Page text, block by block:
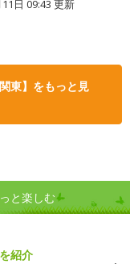
日 09:43 更新
東】をもっと見
と楽しむ
紹介